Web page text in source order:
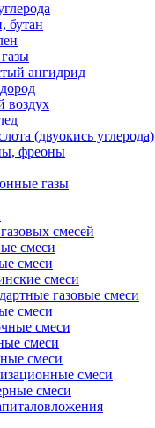
бутан
ангидрид
воздух
(двуокись углерода)
фреоны
газы
смесей
смеси
смеси
смеси
газовые смеси
смеси
смеси
смеси
смеси
смеси
смеси